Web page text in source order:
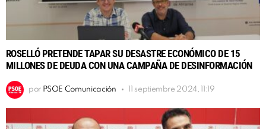
ROSELLÓ PRETENDE TAPAR SU DESASTRE ECONÓMICO DE 15
MILLONES DE DEUDA CON UNA CAMPAÑA DE DESINFORMACIÓN
por PSOE Comunicación 11 septiembre 2024, 11:19